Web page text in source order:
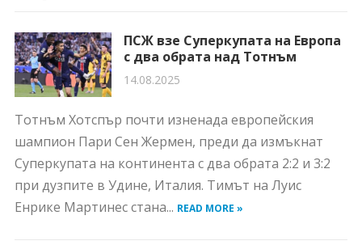
ПСЖ взе Суперкупата на Европа
с два обрата над Тотнъм
14.08.2025
Тотнъм Хотспър почти изненада европейския
шампион Пари Сен Жермен, преди да измъкнат
Суперкупата на континента с два обрата 2:2 и 3:2
при дузпите в Удине, Италия. Тимът на Луис
Енрике Мартинес стана... READ MORE »